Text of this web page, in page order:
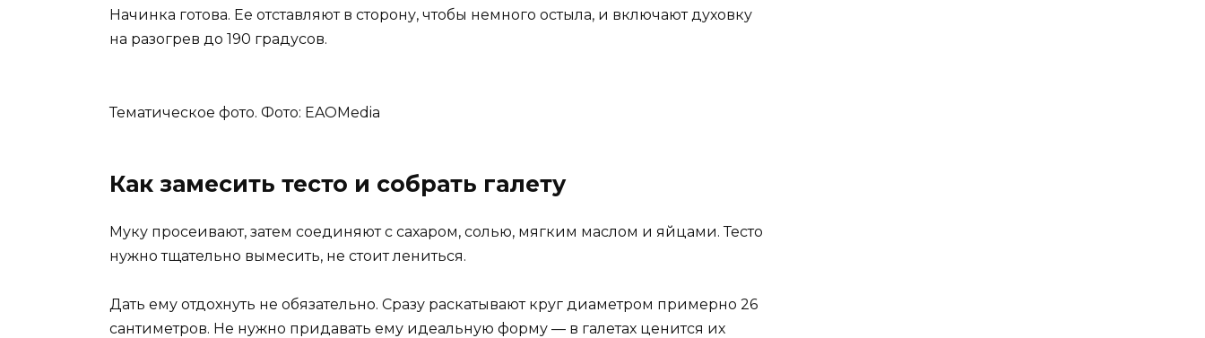
Начинка готова. Ее отставляют в сторону, чтобы немного остыла, и включают духовку
на разогрев до 190 градусов.
Тематическое фото. Фото: EAOMedia
Как замесить тесто и собрать галету
Муку просеивают, затем соединяют с сахаром, солью, мягким маслом и яйцами. Тесто
нужно тщательно вымесить, не стоит лениться.
Дать ему отдохнуть не обязательно. Сразу раскатывают круг диаметром примерно 26
сантиметров. Не нужно придавать ему идеальную форму — в галетах ценится их